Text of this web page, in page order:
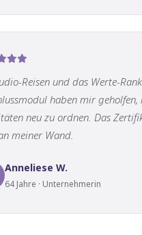
Reisen und das Werte-
haben mir geholfen,
neu zu ordnen. Das
meiner Wand.
Anneliese W.
64 Jahre · Unternehmerin